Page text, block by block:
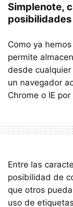
Simplenote,
posibilidades
Como ya
permite
desde
un navegador
Chrome o IE
Entre las
posibilidad de
que otros
uso de